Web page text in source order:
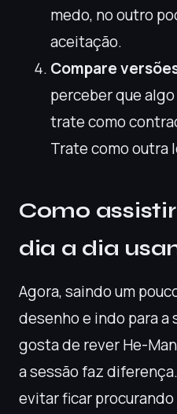
medo, no outro
aceitação.
Compare
perceber que
trate como
Trate como outra
Como
dia a dia
Agora, saindo um
desenho e indo para a
gosta de rever He-
a sessão faz
evitar ficar